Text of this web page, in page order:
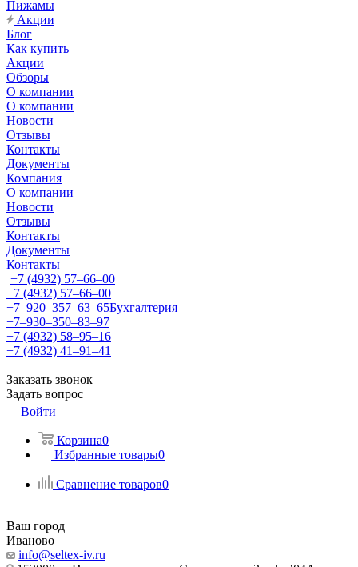
Пижамы
Акции
Блог
Как купить
Акции
Обзоры
О компании
О компании
Новости
Отзывы
Контакты
Документы
Компания
О компании
Новости
Отзывы
Контакты
Документы
Контакты
+7 (4932) 57‒66‒00
+7 (4932) 57‒66‒00
+7‒920‒357‒63‒65Бухгалтерия
+7‒930‒350‒83‒97
+7 (4932) 58‒95‒16
+7 (4932) 41‒91‒41
Заказать звонок
Задать вопрос
Войти
Корзина0
Избранные товары0
Сравнение товаров0
Ваш город
Иваново
info@seltex-iv.ru